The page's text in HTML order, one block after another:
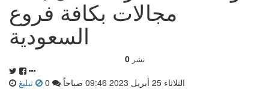
مجالات بكافة فروع
السعودية
0 نشر
الثلاثاء 25 أبريل 2023 09:46 صباحاً تبليغ